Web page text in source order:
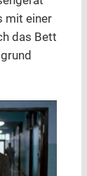
mit einer
das Bett